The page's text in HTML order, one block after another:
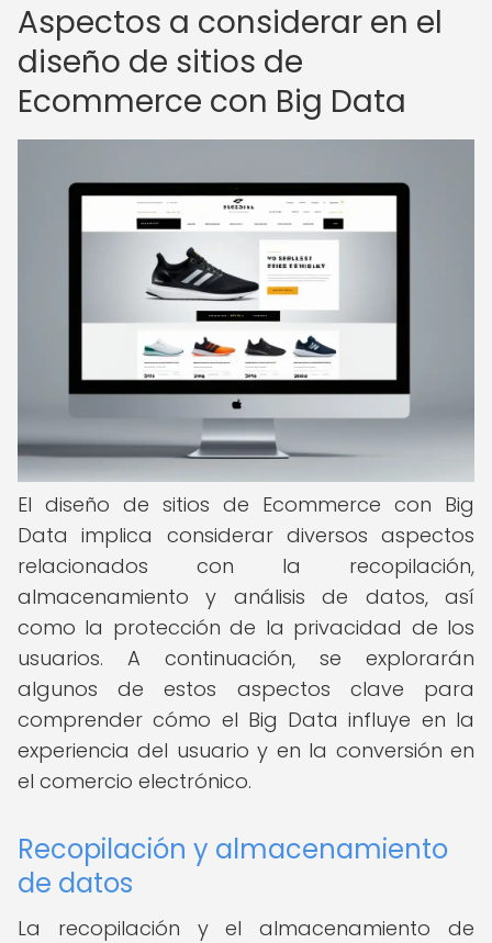
Aspectos a considerar en el
diseño de sitios de
Ecommerce con Big Data
El diseño de sitios de Ecommerce con Big
Data implica considerar diversos aspectos
relacionados con la recopilación,
almacenamiento y análisis de datos, así
como la protección de la privacidad de los
usuarios. A continuación, se explorarán
algunos de estos aspectos clave para
comprender cómo el Big Data influye en la
experiencia del usuario y en la conversión en
el comercio electrónico.
Recopilación y almacenamiento
de datos
La recopilación y el almacenamiento de